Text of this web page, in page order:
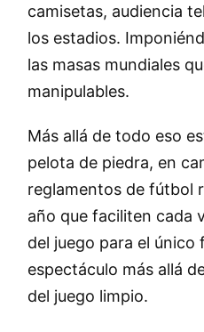
camisetas, audiencia
los estadios.
las masas mundiales
manipulables.
Más allá de todo eso
pelota de piedra, en
reglamentos de fútbol
año que faciliten cada
del juego para el único
espectáculo más allá
del juego limpio.